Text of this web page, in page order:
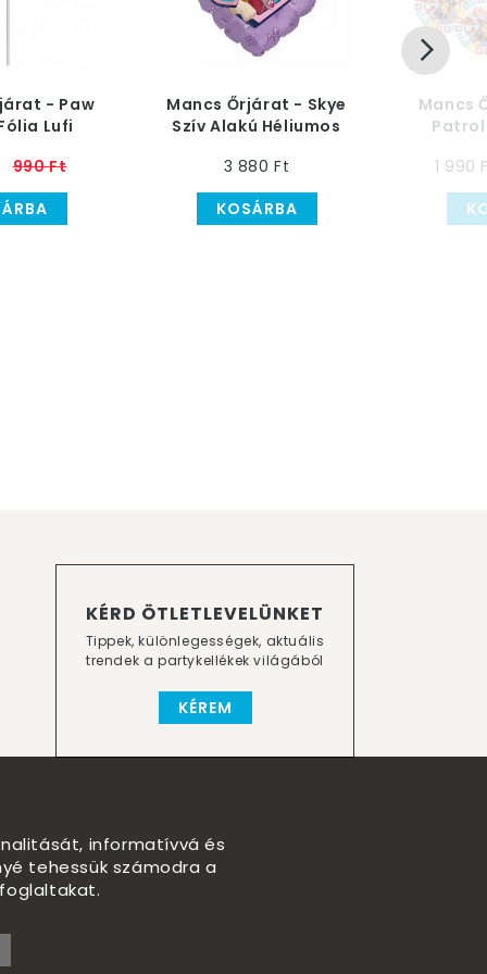
- Paw
Lufi
990 Ft
Mancs Őrjárat - Skye
Szív Alakú Héliumos
3 880 Ft
KOSÁRBA
Mancs
1 990
KÉRD ÖTLETLEVELÜNKET
Tippek, különlegességek, aktuális
trendek a partykellékek világából
KÉREM
informatívvá és
tehessük számodra a